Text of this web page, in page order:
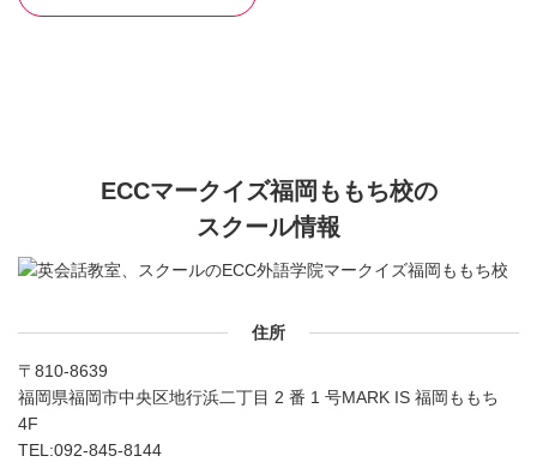
ECCマークイズ福岡ももち校の
スクール情報
住所
〒810-8639
福岡県福岡市中央区地行浜二丁目 2 番 1 号MARK IS 福岡ももち
4F
TEL:092-845-8144